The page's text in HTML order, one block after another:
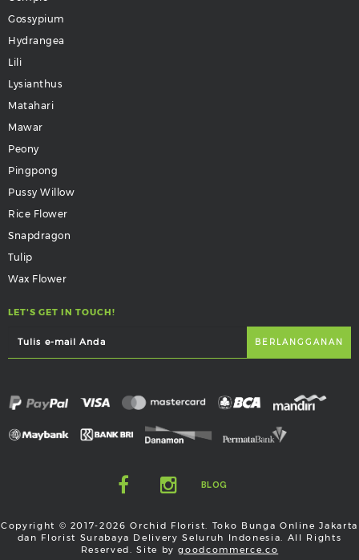
Gossypium
Hydrangea
Lili
Lysianthus
Matahari
Mawar
Peony
Pingpong
Pussy Willow
Rice Flower
Snapdragon
Tulip
Wax Flower
LET'S GET IN TOUCH!
BLOG
Copyright © 2017-2026 Orchid Florist. Toko Bunga Online Jakarta
dan Florist Surabaya Delivery Seluruh Indonesia. All Rights
Reserved. Site bygoodcommerce.co